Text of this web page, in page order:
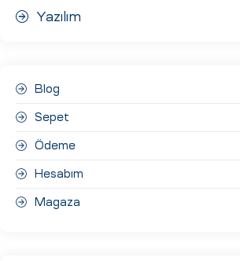
Yazılım
Blog
Sepet
Ödeme
Hesabım
Magaza